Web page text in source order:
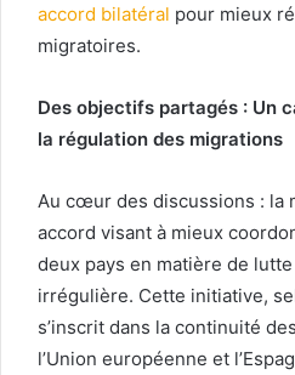
accord bilatéral pour mieux
migratoires.
Des objectifs partagés : Un
la régulation des migrations
Au cœur des discussions : la
accord visant à mieux
deux pays en matière de
irrégulière. Cette initiative,
s’inscrit dans la continuité
l’Union européenne et